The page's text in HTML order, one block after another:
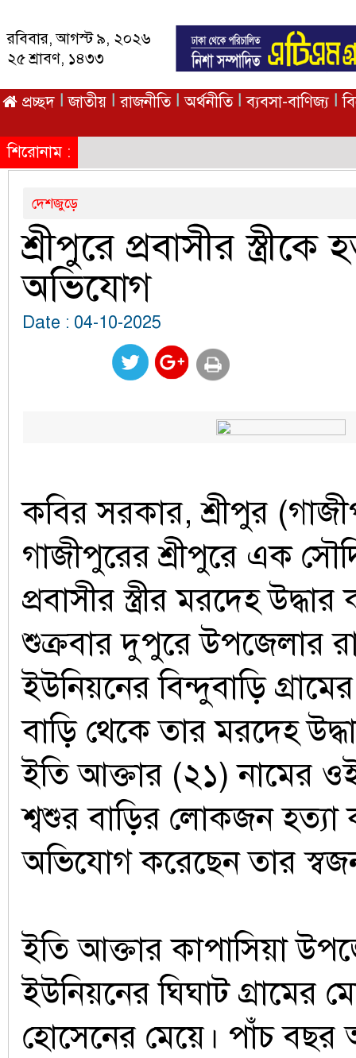
রবিবার, আগস্ট ৯, ২০২৬
২৫ শ্রাবণ, ১৪৩৩
প্রচ্ছদ জাতীয় রাজনীতি অর্থনীতি ব্যবসা-বাণিজ্য
শিরোনাম :
দেশজুড়ে
শ্রীপুরে প্রবাসীর স্ত্রীকে
অভিযোগ
Date : 04-10-2025
কবির সরকার, শ্রীপুর
গাজীপুরের শ্রীপুরে এক
প্রবাসীর স্ত্রীর মরদেহ
শুক্রবার দুপুরে উপজেলার
ইউনিয়নের বিন্দুবাড়ি
বাড়ি থেকে তার মরদেহ
ইতি আক্তার (২১) নামের
শ্বশুর বাড়ির লোকজন হত্যা
অভিযোগ করেছেন তার
ইতি আক্তার কাপাসিয়া
ইউনিয়নের ঘিঘাট গ্রামের
হোসেনের মেয়ে। পাঁচ বছর